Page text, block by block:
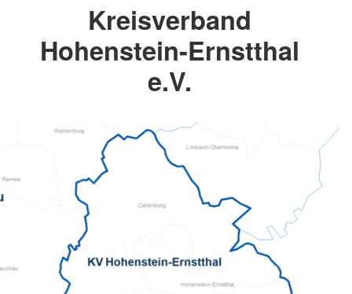
Kreisverband
Hohenstein-Ernstthal
e.V.